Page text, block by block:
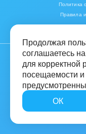
Все готово,
Политика
Правила
© 2001-2026 «Битрикс»,
Управление сайтом»
16+
Продолжая
соглашаетесь
для корректной
посещаемости и
ОК